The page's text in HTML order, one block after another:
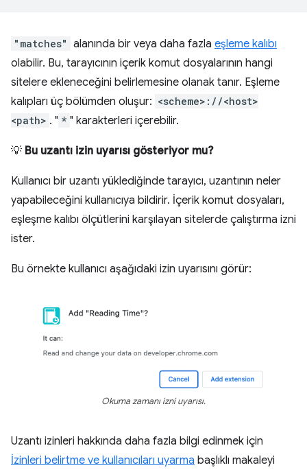
"matches" alanında bir veya daha fazla eşleme kalıbı
olabilir. Bu, tarayıcının içerik komut dosyalarının hangi
sitelere ekleneceğini belirlemesine olanak tanır. Eşleme
kalıpları üç bölümden oluşur: <scheme>://<host>
<path> . " * " karakterleri içerebilir.
💡 Bu uzantı izin uyarısı gösteriyor mu?
Kullanıcı bir uzantı yüklediğinde tarayıcı, uzantının neler
yapabileceğini kullanıcıya bildirir. İçerik komut dosyaları,
eşleşme kalıbı ölçütlerini karşılayan sitelerde çalıştırma izni
ister.
Bu örnekte kullanıcı aşağıdaki izin uyarısını görür:
Okuma zamanı izni uyarısı.
Uzantı izinleri hakkında daha fazla bilgi edinmek için
İzinleri belirtme ve kullanıcıları uyarma başlıklı makaleyi